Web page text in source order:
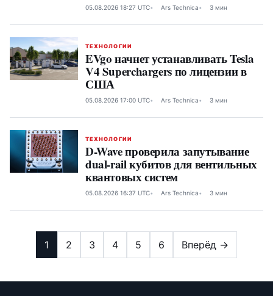
05.08.2026 18:27 UTC Ars Technica 3 мин
ТЕХНОЛОГИИ
EVgo начнет устанавливать Tesla
V4 Superchargers по лицензии в
США
05.08.2026 17:00 UTC Ars Technica 3 мин
ТЕХНОЛОГИИ
D-Wave проверила запутывание
dual-rail кубитов для вентильных
квантовых систем
05.08.2026 16:37 UTC Ars Technica 3 мин
1 2 3 4 5 6 Вперёд →